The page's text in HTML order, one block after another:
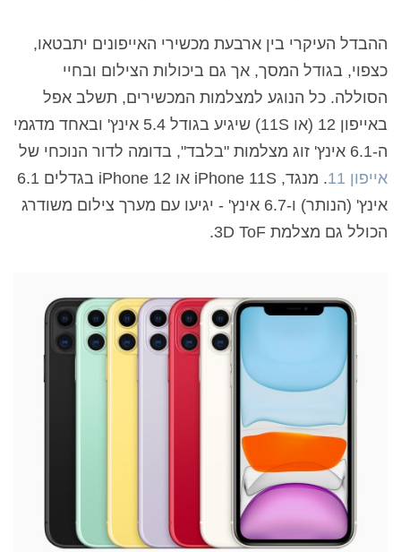
ההבדל העיקרי בין ארבעת מכשירי האייפונים יתבטאו,
כצפוי, בגודל המסך, אך גם ביכולות הצילום ובחיי
הסוללה. כל הנוגע למצלמות המכשירים, תשלב אפל
באייפון 12 (או 11S) שיגיע בגודל 5.4 אינץ' ובאחד מדגמי
ה-6.1 אינץ' זוג מצלמות "בלבד", בדומה לדור הנוכחי של
אייפון 11
. מנגד, iPhone 11S או iPhone 12 בגדלים 6.1
אינץ' (הנותר) ו-6.7 אינץ' - יגיעו עם מערך צילום משודרג
הכולל גם מצלמת 3D ToF.